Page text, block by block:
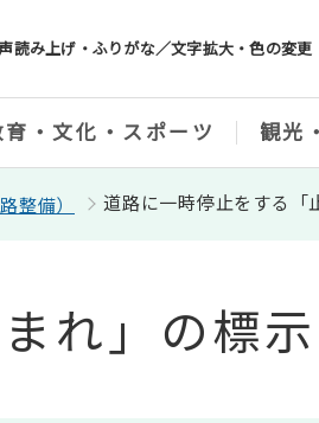
読み上げ・ふりがな／文字拡大・色の変更
育・文化・スポーツ 観光
整備） 道路に一時停止をする「
れ」の標